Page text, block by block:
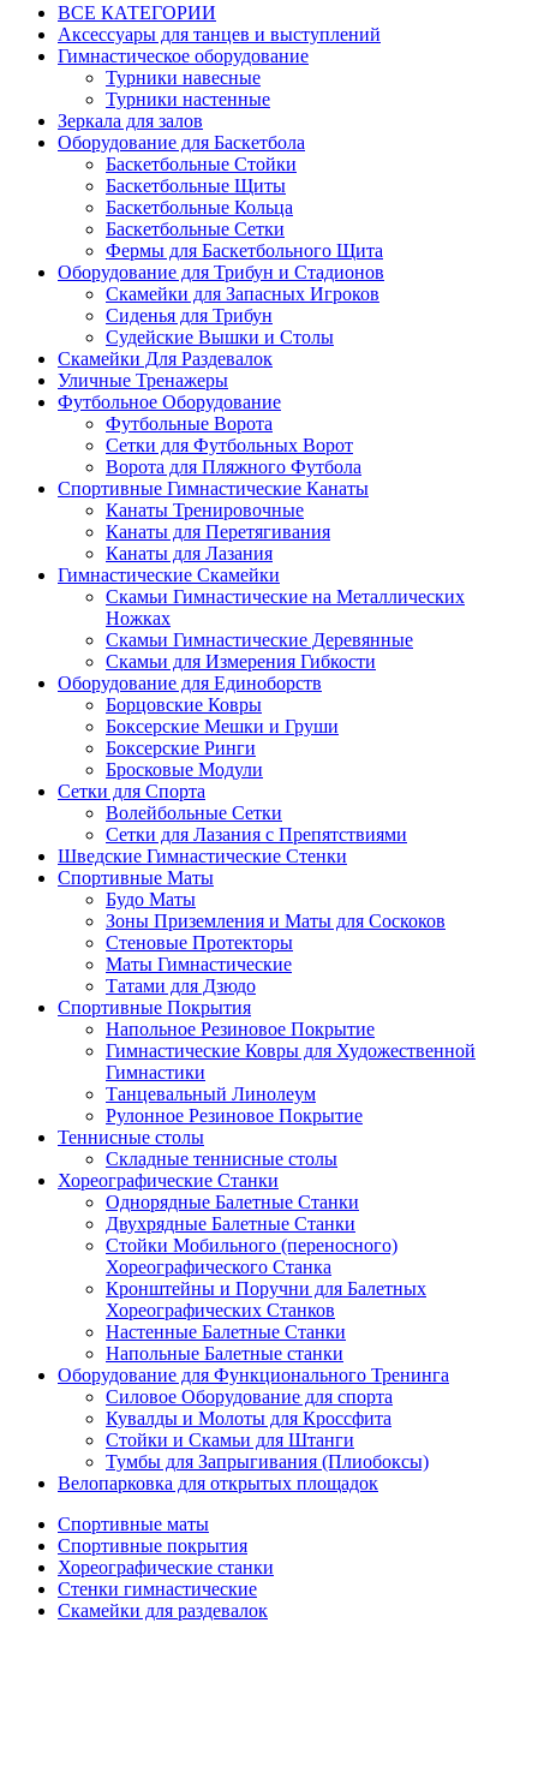
ВСЕ КАТЕГОРИИ
Аксессуары для танцев и выступлений
Гимнастическое оборудование
Турники навесные
Турники настенные
Зеркала для залов
Оборудование для Баскетбола
Баскетбольные Стойки
Баскетбольные Щиты
Баскетбольные Кольца
Баскетбольные Сетки
Фермы для Баскетбольного Щита
Оборудование для Трибун и Стадионов
Скамейки для Запасных Игроков
Сиденья для Трибун
Судейские Вышки и Столы
Скамейки Для Раздевалок
Уличные Тренажеры
Футбольное Оборудование
Футбольные Ворота
Сетки для Футбольных Ворот
Ворота для Пляжного Футбола
Спортивные Гимнастические Канаты
Канаты Тренировочные
Канаты для Перетягивания
Канаты для Лазания
Гимнастические Скамейки
Скамьи Гимнастические на Металлических
Ножках
Скамьи Гимнастические Деревянные
Скамьи для Измерения Гибкости
Оборудование для Единоборств
Борцовские Ковры
Боксерские Мешки и Груши
Боксерские Ринги
Бросковые Модули
Сетки для Спорта
Волейбольные Сетки
Сетки для Лазания с Препятствиями
Шведские Гимнастические Стенки
Спортивные Маты
Будо Маты
Зоны Приземления и Маты для Соскоков
Стеновые Протекторы
Маты Гимнастические
Татами для Дзюдо
Спортивные Покрытия
Напольное Резиновое Покрытие
Гимнастические Ковры для Художественной
Гимнастики
Танцевальный Линолеум
Рулонное Резиновое Покрытие
Теннисные столы
Складные теннисные столы
Хореографические Станки
Однорядные Балетные Станки
Двухрядные Балетные Станки
Стойки Мобильного (переносного)
Хореографического Станка
Кронштейны и Поручни для Балетных
Хореографических Станков
Настенные Балетные Станки
Напольные Балетные станки
Оборудование для Функционального Тренинга
Силовое Оборудование для спорта
Кувалды и Молоты для Кроссфита
Стойки и Скамьи для Штанги
Тумбы для Запрыгивания (Плиобоксы)
Велопарковка для открытых площадок
Спортивные маты
Спортивные покрытия
Хореографические станки
Стенки гимнастические
Скамейки для раздевалок